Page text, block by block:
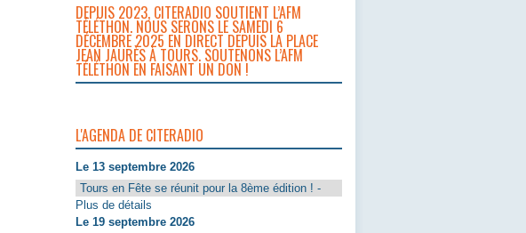
DEPUIS 2023, CITERADIO SOUTIENT L’AFM
TÉLÉTHON. NOUS SERONS LE SAMEDI 6
DÉCEMBRE 2025 EN DIRECT DEPUIS LA PLACE
JEAN JAURÈS À TOURS. SOUTENONS L’AFM
TÉLÉTHON EN FAISANT UN DON !
L'AGENDA DE CITERADIO
Le 13 septembre 2026
Tours en Fête se réunit pour la 8ème édition ! -
Plus de détails
Le 19 septembre 2026